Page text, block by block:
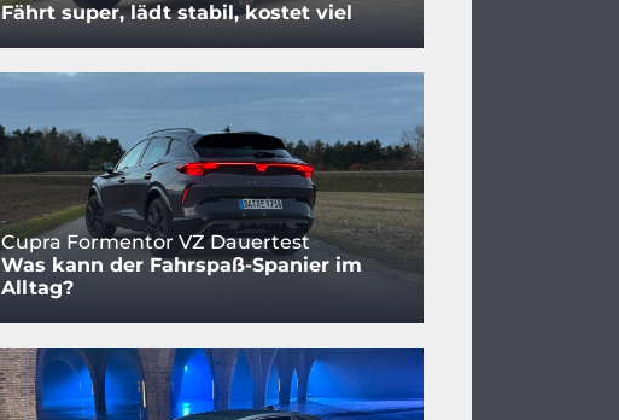
Fährt super, lädt stabil, kostet viel
Cupra Formentor VZ Dauertest
Was kann der Fahrspaß-Spanier im
Alltag?